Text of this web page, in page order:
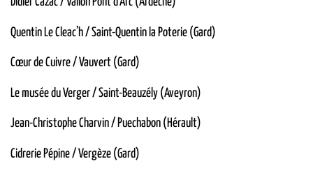
Quentin Le Cleac’h / Saint-Quentin la Poterie (Gard)
Cœur de Cuivre / Vauvert (Gard)
Le musée du Verger / Saint-Beauzély (Aveyron)
Jean-Christophe Charvin / Puechabon (Hérault)
Cidrerie Pépine / Vergèze (Gard)